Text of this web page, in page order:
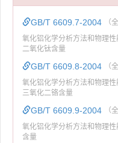
GB/T 6609.7-2004 （
氧化铝化学分析方法和物理
二氧化钛含量
GB/T 6609.8-2004 （
氧化铝化学分析方法和物理
三氧化二铬含量
GB/T 6609.9-2004 （
氧化铝化学分析方法和物理
含量